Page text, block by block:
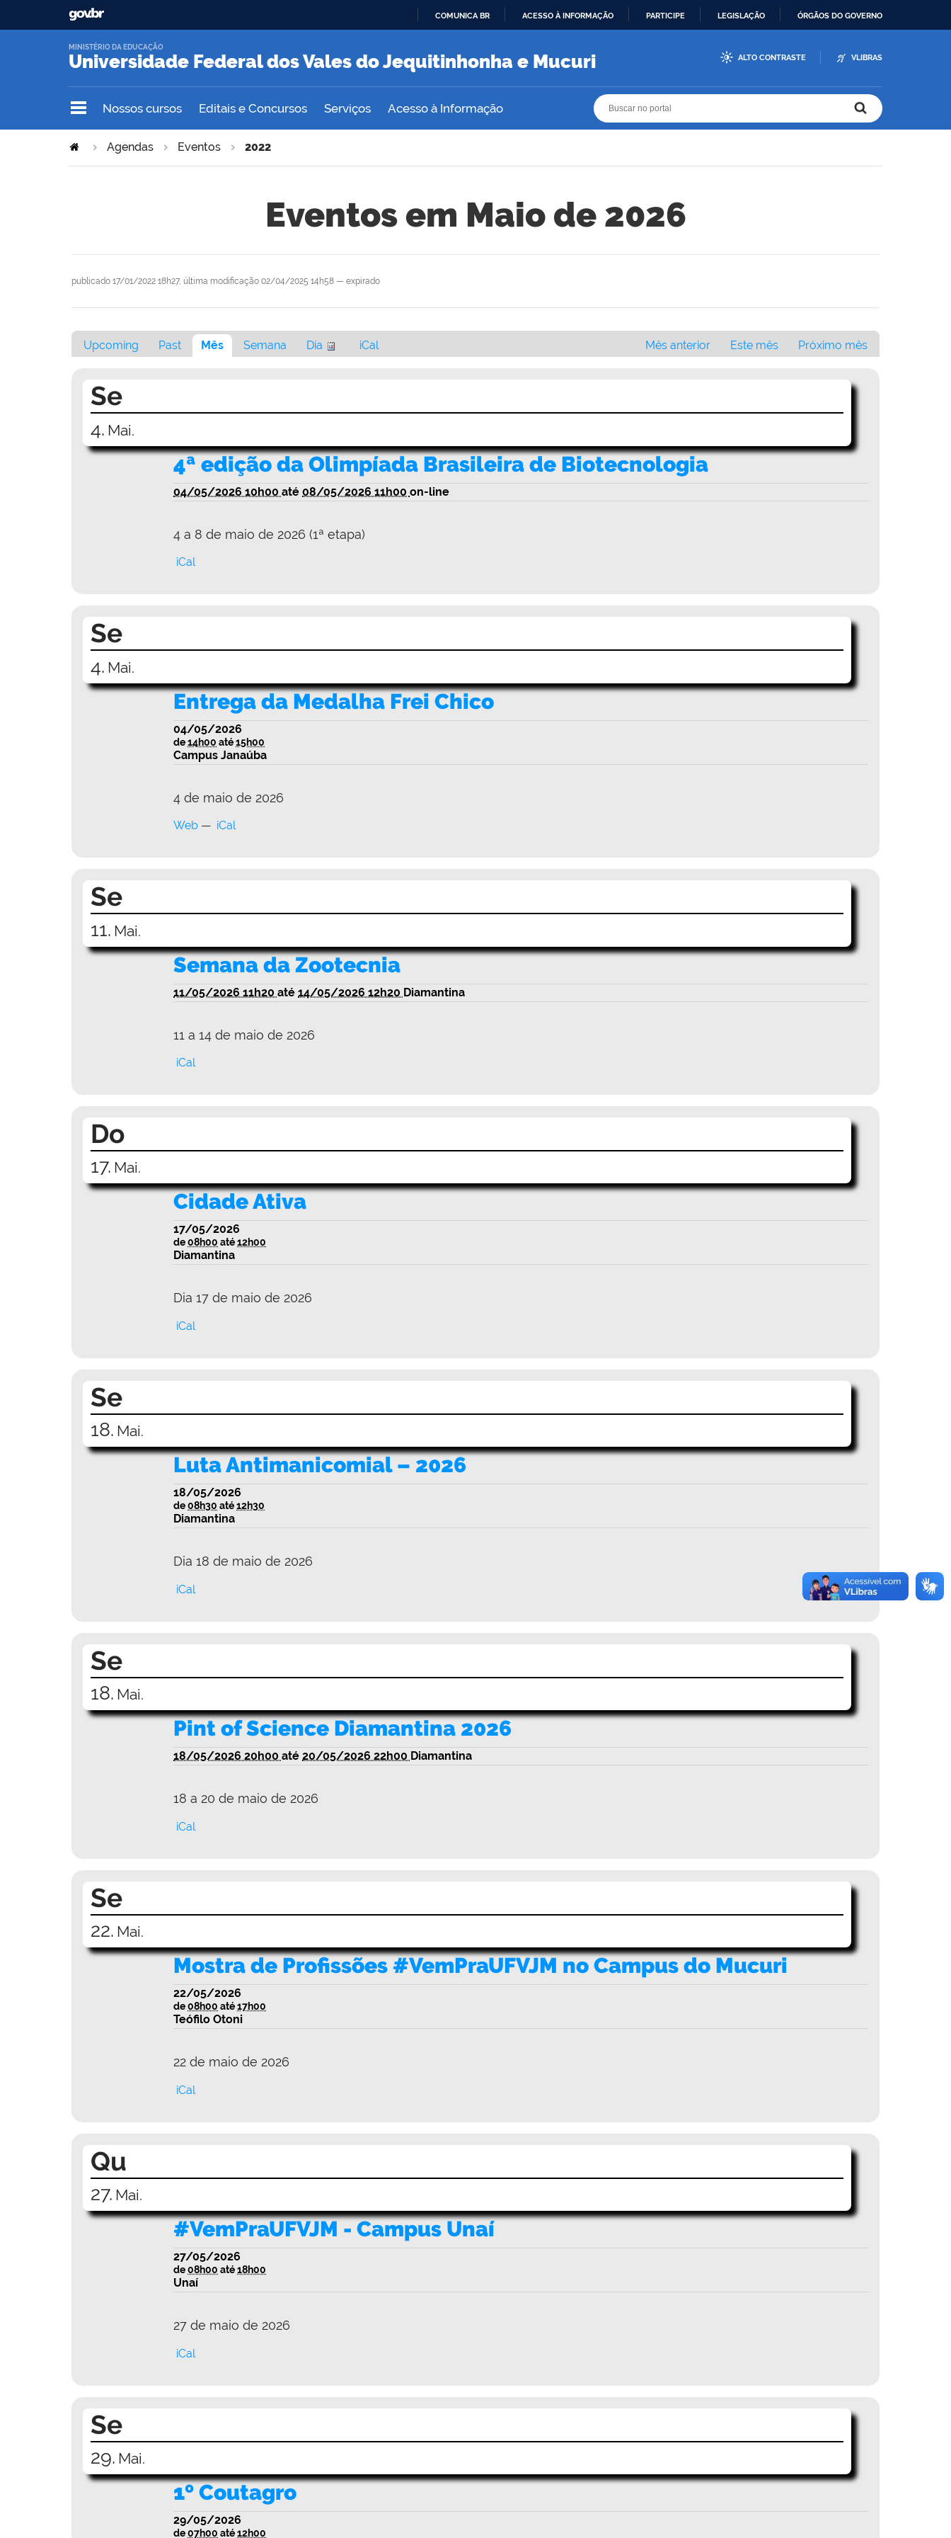
O
COMUNICA BR ACESSO À INFORMAÇÃO PARTICIPE LEGISLAÇÃO ÓRGÃOS DO GOVERNO
Universidade Federal dos Vales do Jequitinhonha e Mucuri
MINISTÉRIO DA EDUCAÇÃO
ALTO CONTRASTE VLIBRAS
Nossos cursos Editais e Concursos Serviços Acesso à Informação
Agendas Eventos 2022
Eventos em Maio de 2026
publicado 17/01/2022 18h27, última modificação 02/04/2025 14h58 — expirado
Upcoming Past Mês Semana Dia iCal Mês anterior Este mês Próximo mês
Se
4. Mai.
4ª edição da Olimpíada Brasileira de Biotecnologia
04/05/2026 10h00 até 08/05/2026 11h00 on-line
4 a 8 de maio de 2026 (1ª etapa)
iCal
Se
4. Mai.
Entrega da Medalha Frei Chico
04/05/2026
de14h00 até15h00
Campus Janaúba
4 de maio de 2026
Web iCal
Se
11. Mai.
Semana da Zootecnia
11/05/2026 11h20 até 14/05/2026 12h20 Diamantina
11 a 14 de maio de 2026
iCal
Do
17. Mai.
Cidade Ativa
17/05/2026
de08h00 até12h00
Diamantina
Dia 17 de maio de 2026
iCal
Se
18. Mai.
Luta Antimanicomial – 2026
18/05/2026
de08h30 até12h30
Diamantina
Dia 18 de maio de 2026
iCal
Se
18. Mai.
Pint of Science Diamantina 2026
18/05/2026 20h00 até 20/05/2026 22h00 Diamantina
18 a 20 de maio de 2026
iCal
Se
22. Mai.
Mostra de Profissões #VemPraUFVJM no Campus do Mucuri
22/05/2026
de08h00 até17h00
Teófilo Otoni
22 de maio de 2026
iCal
Qu
27. Mai.
#VemPraUFVJM - Campus Unaí
27/05/2026
de08h00 até18h00
Unaí
27 de maio de 2026
iCal
Se
29. Mai.
1º Coutagro
29/05/2026
de07h00 até12h00